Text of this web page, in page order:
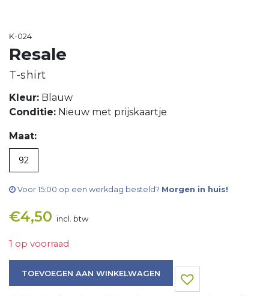
K-024
Resale
T-shirt
Kleur: Blauw
Conditie: Nieuw met prijskaartje
Maat:
92
Voor 15:00 op een werkdag besteld? Morgen in huis!
€4,50 incl. btw
1 op voorraad
TOEVOEGEN AAN WINKELWAGEN